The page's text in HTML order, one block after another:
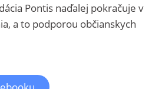
Pontis naďalej pokračuje v
a to podporou občianskych